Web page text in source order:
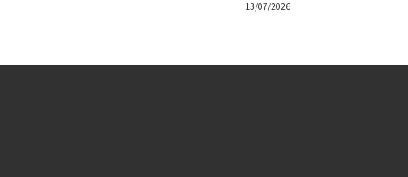
13/07/2026